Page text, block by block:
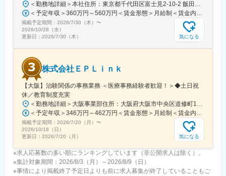
＜勤務地詳細＞本社住所：東京都千代田区富士見2-10-2 飯田橋グラン・ブルーム勤務地最寄駅：各線／飯田橋駅受動喫煙対策：屋内全面禁煙
＜予定年収＞360万円～560万円＜賃金形態＞月給制＜賃金内訳＞月額（基本給）：290,000円～350,000円＜月給＞290,000円～350,000円＜昇給有無＞有＜残業手当＞有＜給与補足＞※詳細は、能力・経験に応じて決定します。■昇給：年1回■賞与：年2回（但し、決算賞与追加支給にて年3回の実績有）賃金はあくまでも目安の金額であり、選考を通じて上下する可能性があります。月給(月額)は固定手当を含めた表記です。
掲載予定期間： 2026/7/30（木） 〜
2026/10/28（水）
更新日： 2026/7/30（木） 気になる
株式会社ＥＰＬｉｎｋ
【大阪】治験関係の事務業務 ＜医療事務経験者歓迎！＞◆土日祝
休／教育制度充実
＜勤務地詳細＞大阪事業部住所：大阪府大阪市中央区道修町1-5-18 朝日生命道修町ビル3階勤務地最寄駅：大阪市営堺筋線／北浜駅受動喫煙対策：敷地内全面禁煙変更の範囲：会社の定める事業所
＜予定年収＞346万円～462万円＜賃金形態＞月給制＜賃金内訳＞月額（基本給）：210,500円～277,900円その他固定手当/月：8,000円～15,000円＜月給＞218,500円～292,900円＜昇給有無＞有＜残業手当＞有＜給与補足＞前職・経験を考慮の上、決定致します。■年収内訳＝基本給×12ヶ月＋賞与（基本給×4ヶ月)■賞与：年2回（6月、12月）／昇給：年1回（10月）※業績に応じ、決算賞与（秋季賞与）支給の場合あり（10月）■時間外・休日出勤手当等の割増賃金は別途支給賃金はあくまでも目安の金額であり、選考を通じて上下する可能性があります。月給(月額)は固定手当を含めた表記です。
掲載予定期間： 2026/7/20（月） 〜
2026/10/18（日）
更新日： 2026/7/20（月） 気になる
※求人応募数の多い順にランキングしています（非公開求人は除く）。
※集計対象期間：2026/8/3（月）～2026/8/9（日）
※事情により掲載終了予定日よりも前に求人募集が終了していることもご